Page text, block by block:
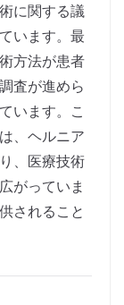
に関する議
います。最
方法が患者
査が進めら
います。こ
、ヘルニア
、医療技術
がっていま
されること